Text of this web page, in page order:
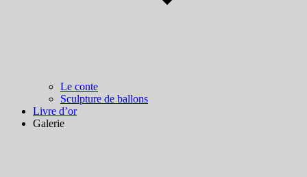
Le conte
Sculpture de ballons
Livre d’or
Galerie